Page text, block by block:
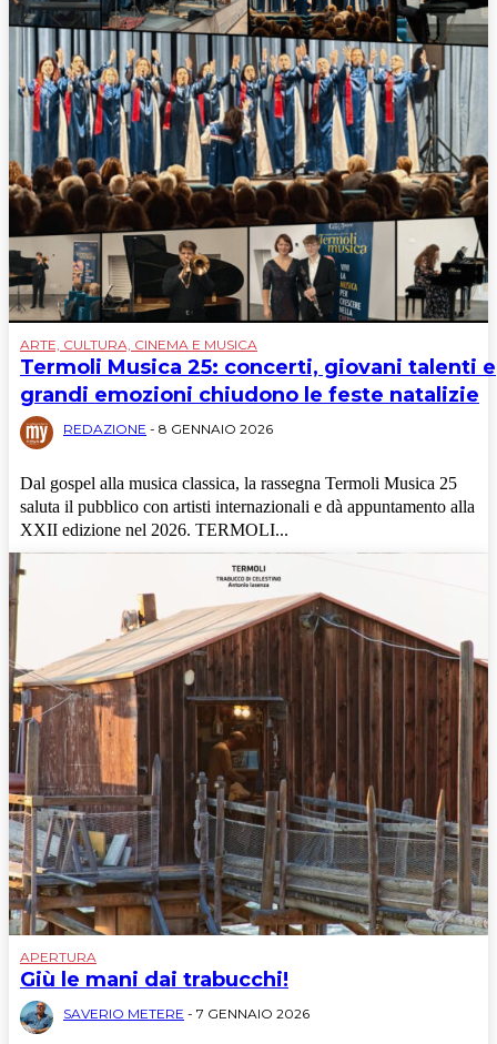
ARTE, CULTURA, CINEMA E MUSICA
Termoli Musica 25: concerti, giovani talenti e
grandi emozioni chiudono le feste natalizie
REDAZIONE - 8 GENNAIO 2026
Dal gospel alla musica classica, la rassegna Termoli Musica 25
saluta il pubblico con artisti internazionali e dà appuntamento alla
XXII edizione nel 2026. TERMOLI...
APERTURA
Giù le mani dai trabucchi!
SAVERIO METERE - 7 GENNAIO 2026